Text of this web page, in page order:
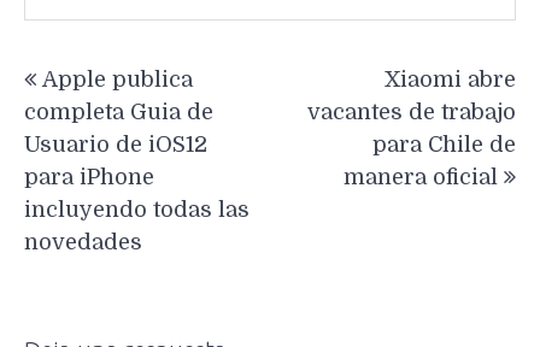
de
entradas
Apple publica
completa Guia de
Usuario de iOS12
para iPhone
incluyendo todas las
novedades
Xiaomi abre
vacantes de trabajo
para Chile de
manera oficial